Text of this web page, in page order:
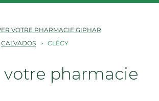
VOTRE PHARMACIE GIPHAR
CALVADOS CLÉCY
votre pharmacie